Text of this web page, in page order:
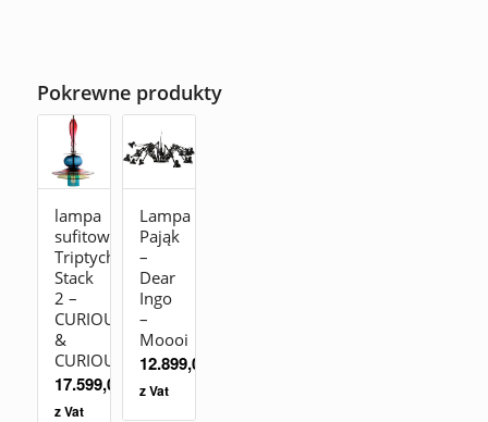
Pokrewne produkty
lampa
sufitowa
Triptych
Stack
2 –
CURIOUSA
&
CURIOUSA
17.599,00
z Vat
Lampa
Pająk
–
Dear
Ingo
–
Moooi
12.899,00
z Vat